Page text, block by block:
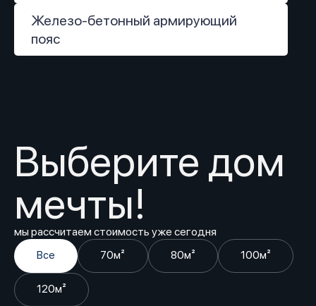
Железо-бетонный армирующий
пояс
Выберите дом
мечты!
мы рассчитаем стоимость уже сегодня
Все 70м² 80м² 100м²
120м²